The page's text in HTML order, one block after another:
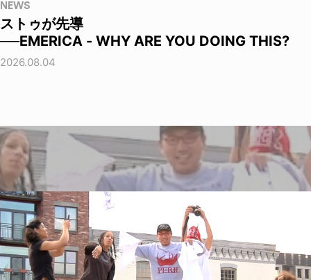
NEWS
ストゥが先導
──EMERICA - WHY ARE YOU DOING THIS?
2026.08.04